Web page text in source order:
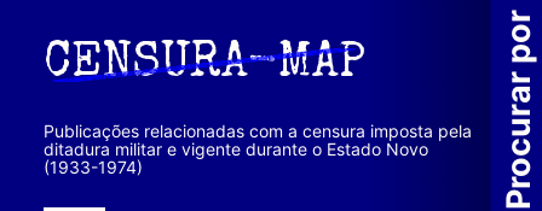
principal
CENSURA-MAP
Publicações relacionadas com a censura imposta pela
ditadura militar e vigente durante o Estado Novo
(1933-1974)
Procurar por